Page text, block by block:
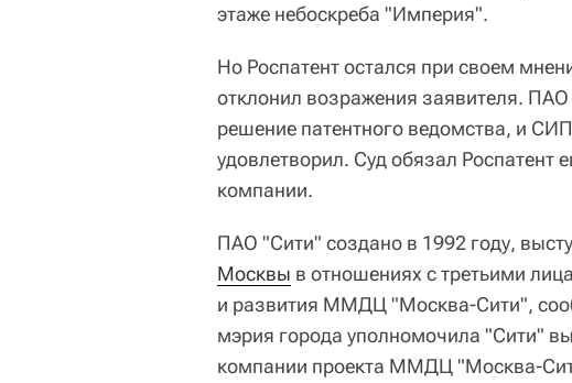
этаже небоскреба "Империя".
Но Роспатент остался при своем
отклонил возражения заявителя.
решение патентного ведомства, и
удовлетворил. Суд обязал Роспатент
компании.
ПАО "Сити" создано в 1992 году,
Москвы в отношениях с третьими
и развития ММДЦ "Москва-Сити",
мэрия города уполномочила "Сити"
компании проекта ММДЦ "Москва-